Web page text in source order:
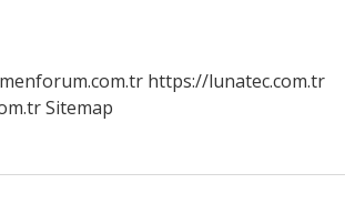
https://lunatec.com.tr
Sitemap